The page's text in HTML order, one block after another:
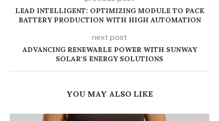
LEAD INTELLIGENT: OPTIMIZING MODULE TO PACK
BATTERY PRODUCTION WITH HIGH AUTOMATION
next post
ADVANCING RENEWABLE POWER WITH SUNWAY
SOLAR’S ENERGY SOLUTIONS
YOU MAY ALSO LIKE